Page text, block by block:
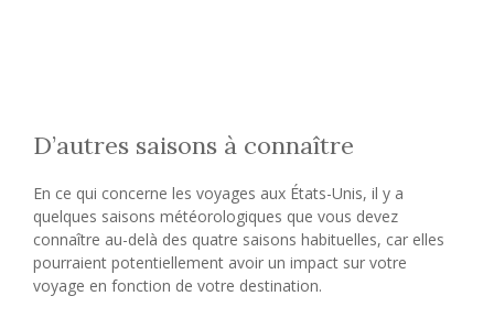
D’autres saisons à connaître
En ce qui concerne les voyages aux États-Unis, il y a
quelques saisons météorologiques que vous devez
connaître au-delà des quatre saisons habituelles, car elles
pourraient potentiellement avoir un impact sur votre
voyage en fonction de votre destination.